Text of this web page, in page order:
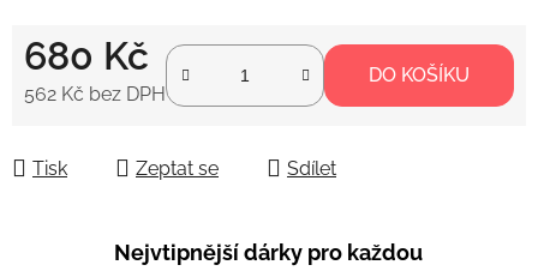
680 Kč
562 Kč bez DPH
DO KOŠÍKU
Tisk Zeptat se Sdílet
Nejvtipnější dárky pro každou